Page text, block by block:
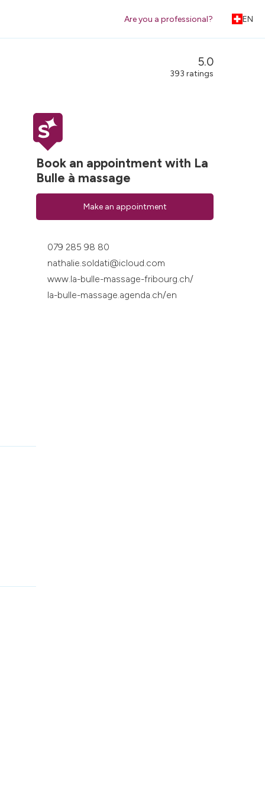
Are you a professional? EN
5.0
393 ratings
Book an appointment with La
Bulle à massage
Make an appointment
079 285 98 80
nathalie.soldati@icloud.com
www.la-bulle-massage-fribourg.ch/
la-bulle-massage.agenda.ch/en